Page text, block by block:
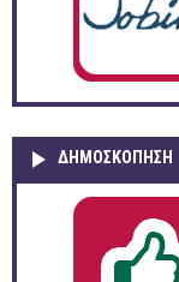
ΔΗΜΟΣΚΌΠΗΣΗ